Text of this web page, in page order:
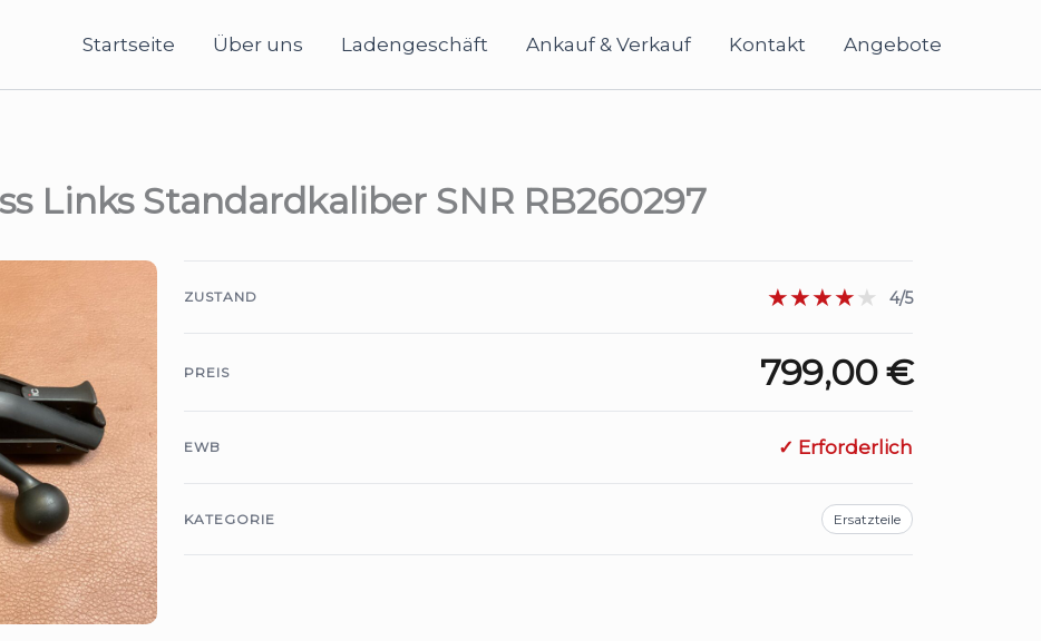
Startseite Über uns Ladengeschäft Ankauf & Verkauf Kontakt Angebote
Links Standardkaliber SNR RB260297
ZUSTAND ★★★★★ 4/5
PREIS 799,00 €
EWB ✓ Erforderlich
KATEGORIE Ersatzteile